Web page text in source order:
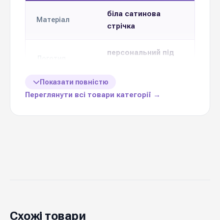
Матеріал
біла сатинова
стрічка
персональний під
Показати повністю
Переглянути всі товари категорії →
Схожі товари